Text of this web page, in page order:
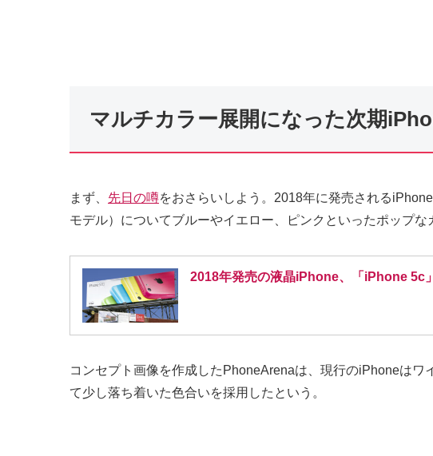
マルチカラー展開になった次期
まず、 先日の噂をおさらいしよう。2018年に発売される
モデル）についてブルーやイエロー、ピンクといったポップな
2018年発売の液晶iPhone、「iPhone 5c
コンセプト画像を作成したPhoneArenaは、現行のiPhoneは
て少し落ち着いた色合いを採用したという。